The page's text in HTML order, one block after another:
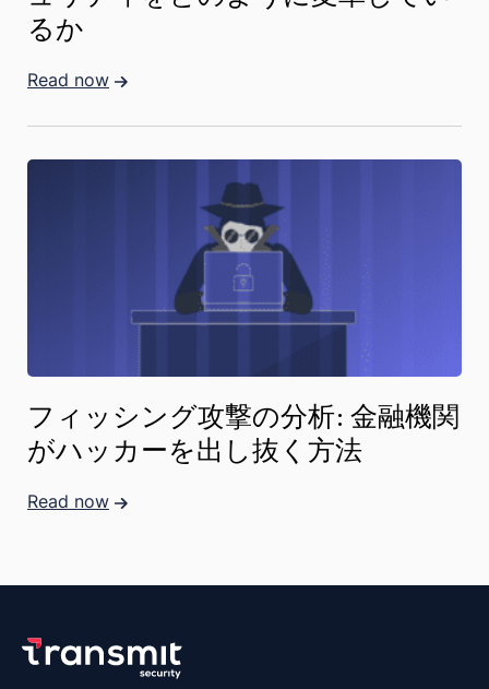
るか
Read now
フィッシング攻撃の分析: 金融機関
がハッカーを出し抜く方法
Read now